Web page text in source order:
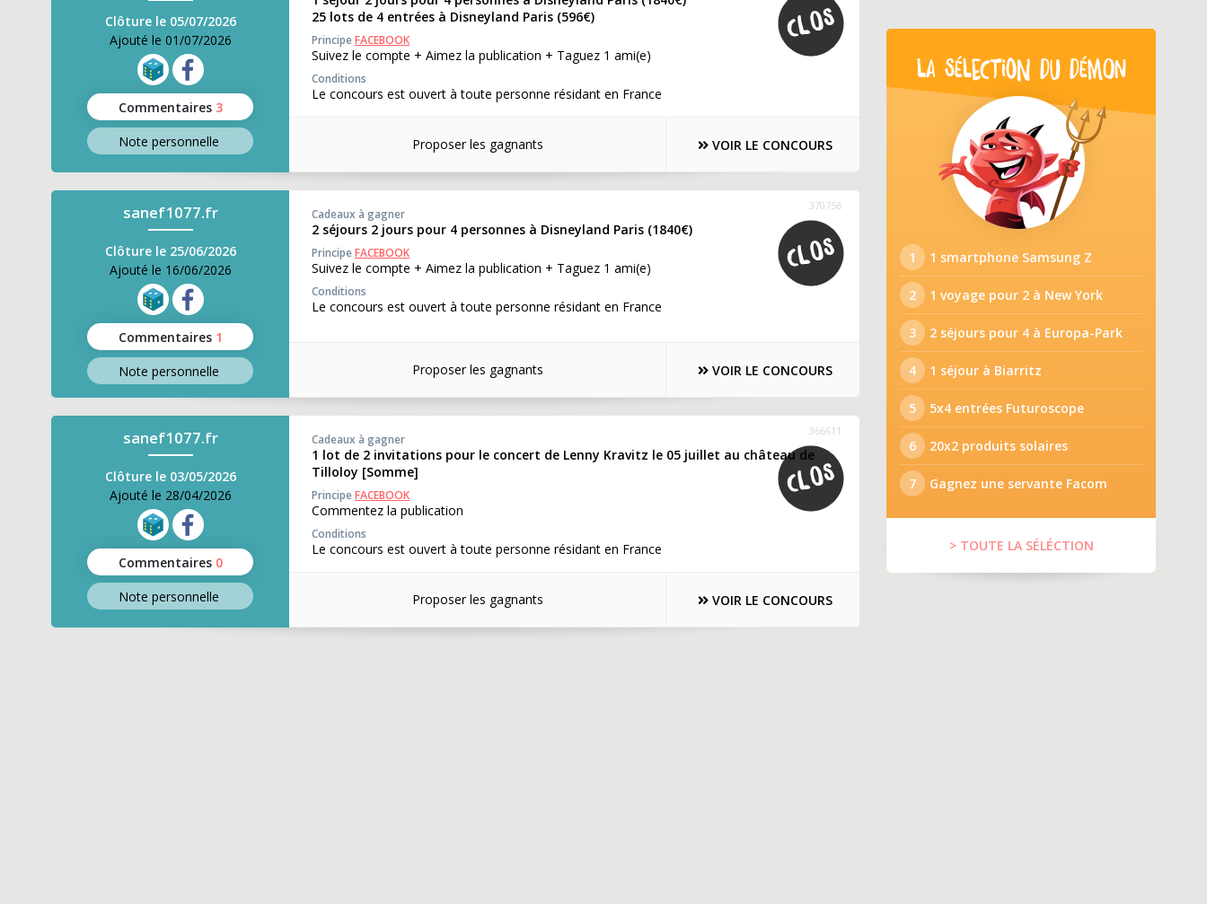
Clôture le 05/07/2026
Ajouté le 01/07/2026
Commentaires 3
Note personnelle
25 lots de 4 entrées à Disneyland Paris (596€)
PrincipeFACEBOOK
Suivez le compte + Aimez la publication + Taguez 1 ami(e)
Conditions
Le concours est ouvert à toute personne résidant en France
Proposer les gagnants VOIR LE CONCOURS
sanef1077.fr
Clôture le 25/06/2026
Ajouté le 16/06/2026
Commentaires 1
Note personnelle
370756
Cadeaux à gagner
2 séjours 2 jours pour 4 personnes à Disneyland Paris (1840€)
PrincipeFACEBOOK
Suivez le compte + Aimez la publication + Taguez 1 ami(e)
Conditions
Le concours est ouvert à toute personne résidant en France
Proposer les gagnants VOIR LE CONCOURS
sanef1077.fr
Clôture le 03/05/2026
Ajouté le 28/04/2026
Commentaires 0
Note personnelle
366611
Cadeaux à gagner
1 lot de 2 invitations pour le concert de Lenny Kravitz le 05 juillet au château de
Tilloloy [Somme]
PrincipeFACEBOOK
Commentez la publication
Conditions
Le concours est ouvert à toute personne résidant en France
Proposer les gagnants VOIR LE CONCOURS
LA SÉLECTION DU DÉMON
1 1 smartphone Samsung Z
2 1 voyage pour 2 à New York
3 2 séjours pour 4 à Europa-Park
4 1 séjour à Biarritz
5 5x4 entrées Futuroscope
6 20x2 produits solaires
7 Gagnez une servante Facom
> TOUTE LA SÉLÉCTION